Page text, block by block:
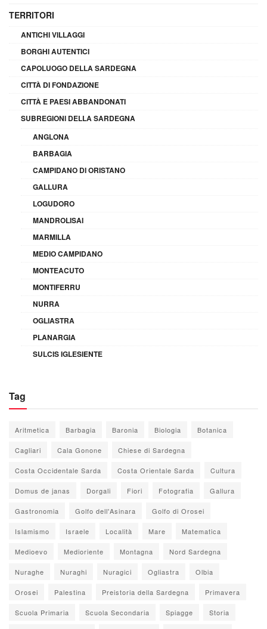
TERRITORI
ANTICHI VILLAGGI
BORGHI AUTENTICI
CAPOLUOGO DELLA SARDEGNA
CITTÀ DI FONDAZIONE
CITTÀ E PAESI ABBANDONATI
SUBREGIONI DELLA SARDEGNA
ANGLONA
BARBAGIA
CAMPIDANO DI ORISTANO
GALLURA
LOGUDORO
MANDROLISAI
MARMILLA
MEDIO CAMPIDANO
MONTEACUTO
MONTIFERRU
NURRA
OGLIASTRA
PLANARGIA
SULCIS IGLESIENTE
Tag
Aritmetica Barbagia Baronia Biologia Botanica
Cagliari Cala Gonone Chiese di Sardegna
Costa Occidentale Sarda Costa Orientale Sarda Cultura
Domus de janas Dorgali Fiori Fotografia Gallura
Gastronomia Golfo dell'Asinara Golfo di Orosei
Islamismo Israele Località Mare Matematica
Medioevo Medioriente Montagna Nord Sardegna
Nuraghe Nuraghi Nuragici Ogliastra Olbia
Orosei Palestina Preistoria della Sardegna Primavera
Scuola Primaria Scuola Secondaria Spiagge Storia